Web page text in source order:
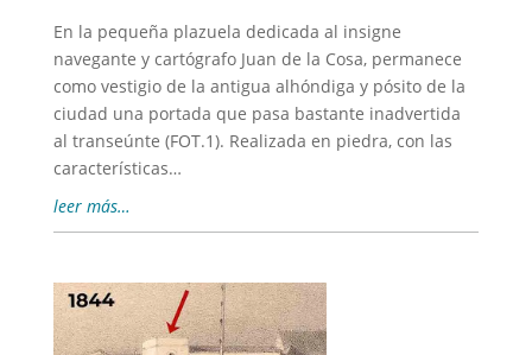
En la pequeña plazuela dedicada al insigne
navegante y cartógrafo Juan de la Cosa, permanece
como vestigio de la antigua alhóndiga y pósito de la
ciudad una portada que pasa bastante inadvertida
al transeúnte (FOT.1). Realizada en piedra, con las
características…
leer más…